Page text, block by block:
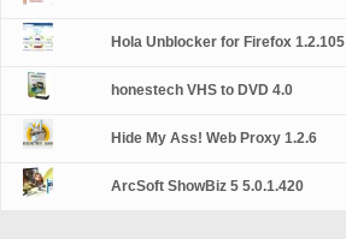
Hola Unblocker for Firefox 1.2.105
honestech VHS to DVD 4.0
Hide My Ass! Web Proxy 1.2.6
ArcSoft ShowBiz 5 5.0.1.420